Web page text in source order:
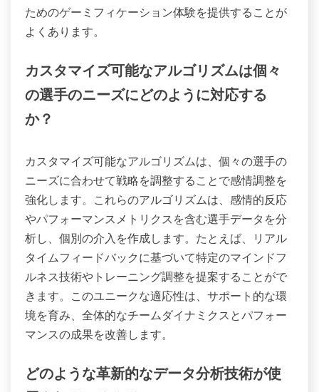
ためのゲーミフィケーション体験を提供することが
よくあります。
カスタマイズ可能なアルゴリズムは個々
の選手のニーズにどのように対応する
か？
カスタマイズ可能なアルゴリズムは、個々の選手の
ニーズに合わせて戦略を調整することで感情調整を
強化します。これらのアルゴリズムは、感情的反応
やパフォーマンスメトリクスを含む選手データを分
析し、個別の介入を作成します。たとえば、リアル
タイムフィードバックに基づいて特定のマインドフ
ルネス技術やトレーニング調整を提案することがで
きます。このユニークな適応性は、サポート的な環
境を育み、全体的なチームダイナミクスとパフォー
マンスの成果を改善します。
どのような革新的なデータ分析技術が使